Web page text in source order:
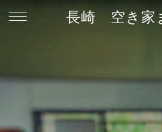
長崎 空き家